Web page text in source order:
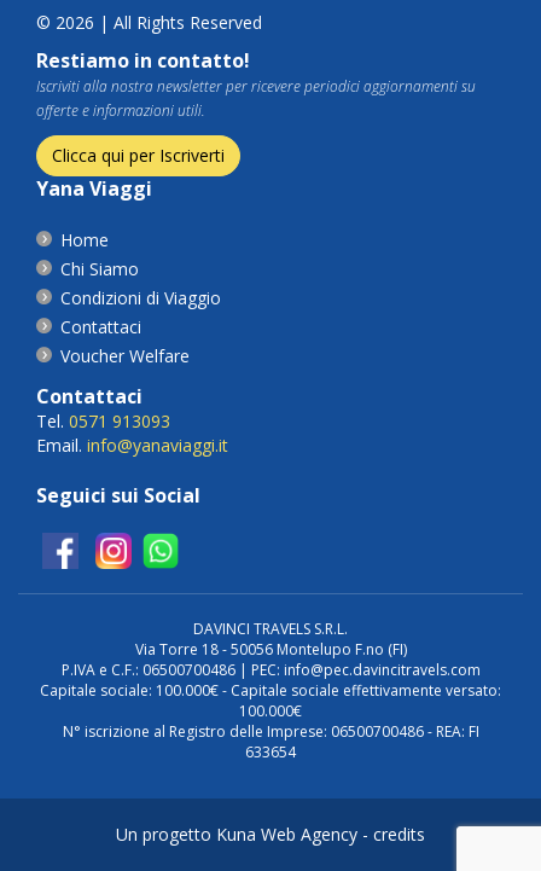
© 2026 | All Rights Reserved
Restiamo in contatto!
Iscriviti alla nostra newsletter per ricevere periodici aggiornamenti su
offerte e informazioni utili.
Clicca qui per Iscriverti
Yana Viaggi
Home
Chi Siamo
Condizioni di Viaggio
Contattaci
Voucher Welfare
Contattaci
Tel. 0571 913093
Email. info@yanaviaggi.it
Seguici sui Social
DAVINCI TRAVELS S.R.L.
Via Torre 18 - 50056 Montelupo F.no (FI)
P.IVA e C.F.: 06500700486 | PEC: info@pec.davincitravels.com
Capitale sociale: 100.000€ - Capitale sociale effettivamente versato:
100.000€
N° iscrizione al Registro delle Imprese: 06500700486 - REA: FI
633654
Un progetto Kuna Web Agency - credits